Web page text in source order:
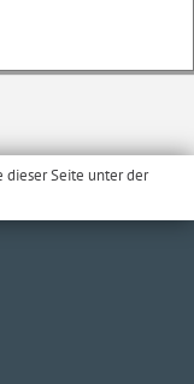
dieser Seite unter der